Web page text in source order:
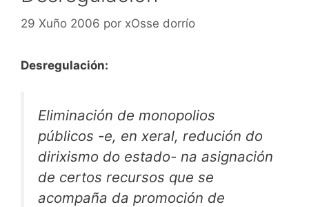
29 Xuño 2006 por xOsse dorrío
Desregulación:
Eliminación de monopolios
públicos -e, en xeral, redución do
dirixismo do estado- na asignación
de certos recursos que se
acompaña da promoción de